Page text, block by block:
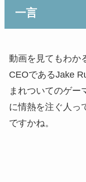
一言
動画を見てもわか
CEOであるJake
まれついてのゲー
に情熱を注ぐ人っ
ですかね。